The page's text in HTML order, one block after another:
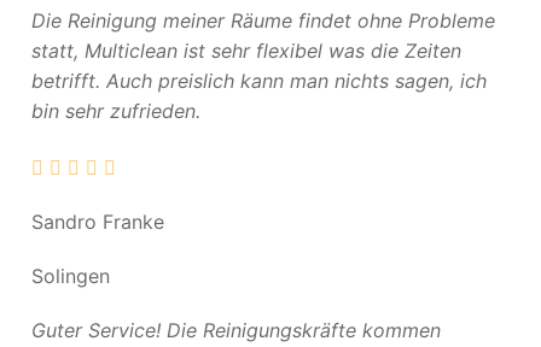
Die Reinigung meiner Räume findet ohne Probleme
statt, Multiclean ist sehr flexibel was die Zeiten
betrifft. Auch preislich kann man nichts sagen, ich
bin sehr zufrieden.
Sandro Franke
Solingen
Guter Service! Die Reinigungskräfte kommen